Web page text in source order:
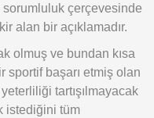
çerçevesinde
alan bir açıklamadır.
olmuş ve bundan kısa
başarı etmiş olan
tartışılmayacak
istediğini tüm